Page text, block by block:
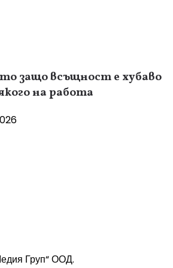
защо всъщност е хубаво
на работа
Груп“ ООД.